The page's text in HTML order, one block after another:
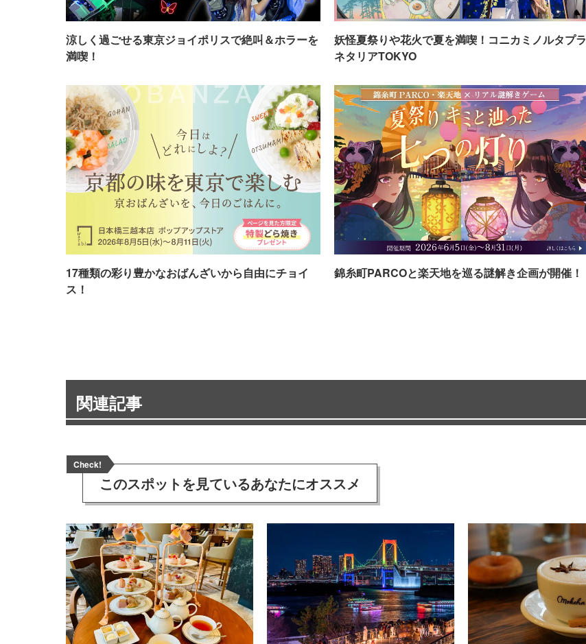
涼しく過ごせる東京ジョイポリスで絶叫＆ホラーを
満喫！
妖怪夏祭りや花火で夏を満喫！コニカミノルタプラ
ネタリアTOKYO
17種類の彩り豊かなおばんざいから自由にチョイ
ス！
錦糸町PARCOと楽天地を巡る謎解き企画が開催！
関連記事
Check!
このスポットを見ているあなたにオススメ